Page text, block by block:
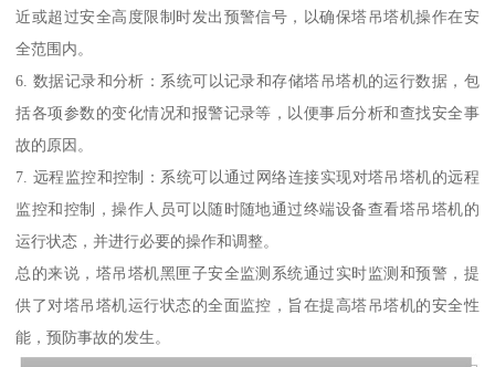
近或超过安全高度限制时发出预警信号，以确保塔吊塔机操作在安
全范围内。
6. 数据记录和分析：系统可以记录和存储塔吊塔机的运行数据，包
括各项参数的变化情况和报警记录等，以便事后分析和查找安全事
故的原因。
7. 远程监控和控制：系统可以通过网络连接实现对塔吊塔机的远程
监控和控制，操作人员可以随时随地通过终端设备查看塔吊塔机的
运行状态，并进行必要的操作和调整。
总的来说，塔吊塔机黑匣子安全监测系统通过实时监测和预警，提
供了对塔吊塔机运行状态的全面监控，旨在提高塔吊塔机的安全性
能，预防事故的发生。